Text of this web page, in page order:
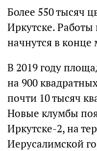
Более 550 тысяч
Иркутске.
начнутся в конце
В 2019 году
на 900
почти 10 тысяч
Новые клумбы
Иркутске-2, на
Иерусалимской